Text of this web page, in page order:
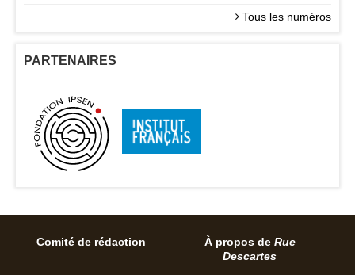
Tous les numéros
PARTENAIRES
Comité de rédaction À propos de Rue
Descartes